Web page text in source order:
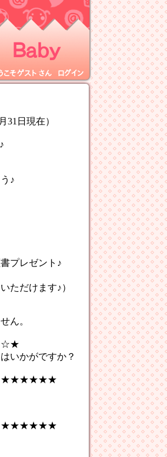
こそゲスト さん ログイン
ａｂｙ
日現在）
♪
レゼント♪
ただけます♪）
ん。
かがですか？